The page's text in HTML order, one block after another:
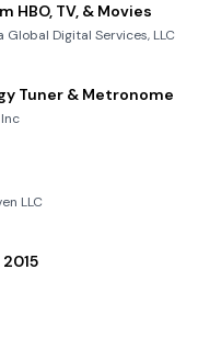
HBO, TV, & Movies
Global Digital Services, LLC
Tuner & Metronome
LLC